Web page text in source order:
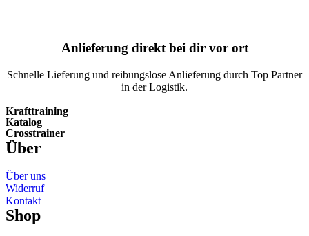
Anlieferung direkt bei dir vor ort
Schnelle Lieferung und reibungslose Anlieferung durch Top Partner
in der Logistik.
Krafttraining
Katalog
Crosstrainer
Über
Über uns
Widerruf
Kontakt
Shop